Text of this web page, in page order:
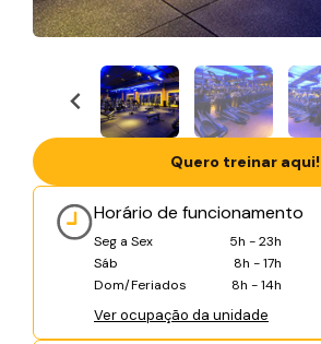
Horário de funcionamento
Seg a Sex
5h - 23h
Sáb
8h - 17h
Dom/Feriados
8h - 14h
Ver ocupação da unidade
Quero treinar aqui!